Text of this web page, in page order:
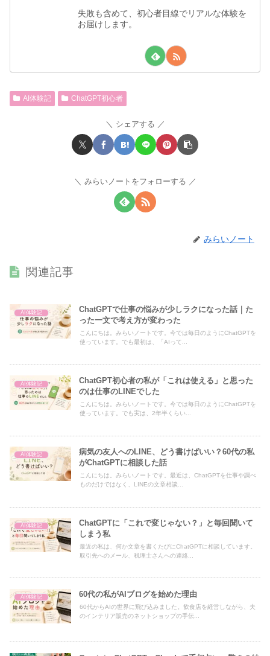
失敗も含めて、初心者目線でリアルな体験を
お届けします。
AI体験記 ChatGPT初心者
シェアする
みらいノートをフォローする
みらいノート
関連記事
AI体験記
ChatGPTで仕事の悩みが少しラクになった話｜た
った一文で考え方が変わった
こんにちは。みらいノートです。今では毎日のようにChatGPTを
使っています。でも最初は、「AIって...
AI体験記
ChatGPT初心者の私が「これは使える」と思った
のは仕事のLINEでした
こんにちは。みらいノートです。今では毎日のようにChatGPTを
使っています。でも実は、2年半くらい...
AI体験記
病気の友人へのLINE、どう書けばいい？60代の私
がChatGPTに相談した話
こんにちは。みらいノートです。最近は、ChatGPTを仕事や調べ
ものだけではなく、LINEの文章相談...
AI体験記
ChatGPTに「これで変じゃない？」と毎回聞いて
しまう私
最近の私は、何か文章を書くたびにChatGPTに相談しています。
取引先へのメール、税理士さんへの連絡...
AI体験記 60代の私がAIブログを始めた理由
60代からAIの世界に飛び込みました。飲食店を経営しながら、夫
のインテリア販売のネットショップの手伝...